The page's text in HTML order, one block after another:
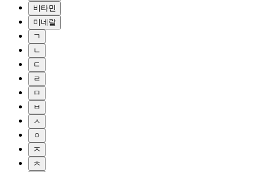
비타민
미네랄
ㄱ
ㄴ
ㄷ
ㄹ
ㅁ
ㅂ
ㅅ
ㅇ
ㅈ
ㅊ